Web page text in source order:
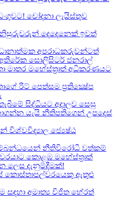
චෝදනා ලැයිස්තුව
දෙදෙනෙක් ඉවත්
අපරාධකරුවන්ටත්
සොලිසිටර් ජනරාල්
මහේස්ත්‍රාත් අධිකරණයට
රිට් පෙත්සම ප්‍රතික්‍ෂේප
සිද්ධියට අදාලව​ සෙසු
යැයි නීතිපතිගෙන් උපදෙස්
විශ්වවිද්‍යාල ජ්‍යෙෂ්ඨ
නීතිවිරෝධී වත්කම්
කොළඹ මහේස්ත්‍රාත්
දැනුම්දීමක්!
කොස්තාපල්වරයෙකු ඇතුළු
සඳහා අමාත්‍ය විජිත හේරත්